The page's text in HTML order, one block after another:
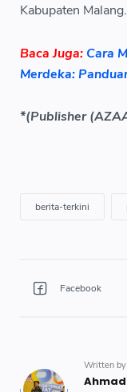
Kabupaten Malang.
Baca Juga: Cara
Merdeka:
*(Publisher